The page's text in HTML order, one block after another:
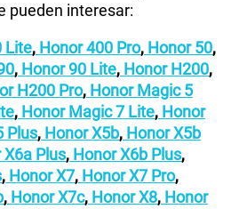
pueden interesar:
Lite, Honor 400 Pro, Honor 50,
, Honor 90 Lite, Honor H200,
H200 Pro, Honor Magic 5
, Honor Magic 7 Lite, Honor
Plus, Honor X5b, Honor X5b
X6a Plus, Honor X6b Plus,
, Honor X7, Honor X7 Pro,
, Honor X7c, Honor X8, Honor